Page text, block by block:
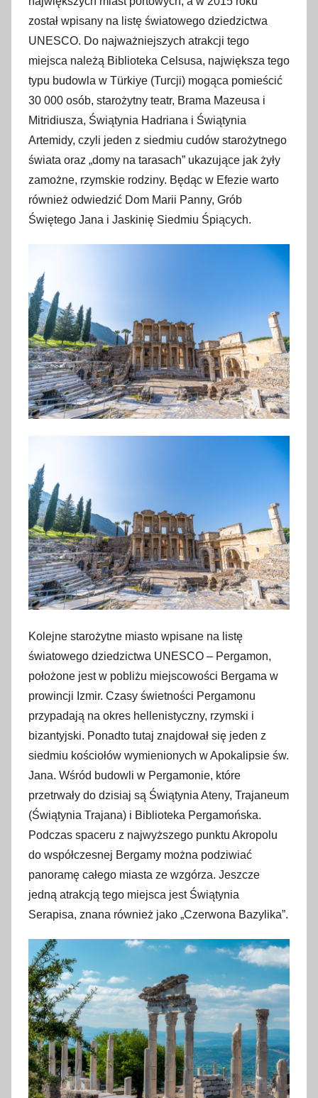
został wpisany na listę światowego dziedzictwa
UNESCO. Do najważniejszych atrakcji tego
miejsca należą Biblioteka Celsusa, największa tego
typu budowla w Türkiye (Turcji) mogąca pomieścić
30 000 osób, starożytny teatr, Brama Mazeusa i
Mitridiusza, Świątynia Hadriana i Świątynia
Artemidy, czyli jeden z siedmiu cudów starożytnego
świata oraz „domy na tarasach” ukazujące jak żyły
zamożne, rzymskie rodziny. Będąc w Efezie warto
również odwiedzić Dom Marii Panny, Grób
Świętego Jana i Jaskinię Siedmiu Śpiących.
Kolejne starożytne miasto wpisane na listę
światowego dziedzictwa UNESCO – Pergamon,
położone jest w pobliżu miejscowości Bergama w
prowincji Izmir. Czasy świetności Pergamonu
przypadają na okres hellenistyczny, rzymski i
bizantyjski. Ponadto tutaj znajdował się jeden z
siedmiu kościołów wymienionych w Apokalipsie św.
Jana. Wśród budowli w Pergamonie, które
przetrwały do dzisiaj są Świątynia Ateny, Trajaneum
(Świątynia Trajana) i Biblioteka Pergamońska.
Podczas spaceru z najwyższego punktu Akropolu
do współczesnej Bergamy można podziwiać
panoramę całego miasta ze wzgórza. Jeszcze
jedną atrakcją tego miejsca jest Świątynia
Serapisa, znana również jako „Czerwona Bazylika”.